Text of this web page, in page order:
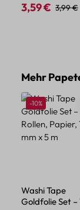
Verkaufspreis:
3,59 € 3,99 €
Produktgalerie
Mehr
Rabatt
-10%
Washi Tape
Goldfolie Set –